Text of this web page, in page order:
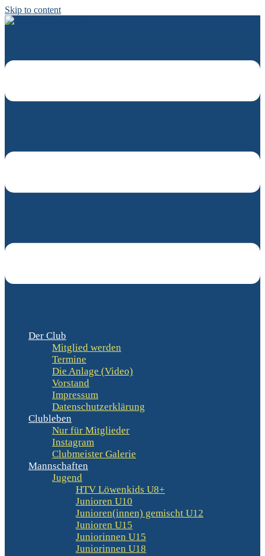
Skip to content
Der Club
Mitglied werden
Termine
Die Anlage (Video)
Vorstand
Impressum
Datenschutzerklärung
Clubleben
Nur für Mitglieder
Instagram
Clubmeister Galerie
Mannschaften
Jugend
HTV Löwenkids U8+
Junioren U10
Junioren(innen) gemischt U12
Junioren U15
Juniorinnen U15
Juniorinnen U18